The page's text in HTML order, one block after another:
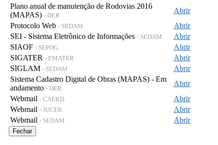
Plano anual de manutenção de Rodovias 2016
(MAPAS) - DER
Abrir
Protocolo Web - SEDAM
Abrir
SEI - Sistema Eletrônico de Informações - SEDAM
Abrir
SIAOF - SEPOG
Abrir
SIGATER - EMATER
Abrir
SIGLAM - SEDAM
Abrir
Sistema Cadastro Digital de Obras (MAPAS) - Em
andamento - DER
Abrir
Webmail - CAERD
Abrir
Webmail - JUCER
Abrir
Webmail - SEDAM Abrir
Fechar